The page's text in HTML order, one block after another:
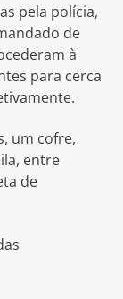
pela polícia,
de
à
para cerca
um cofre,
entre
de